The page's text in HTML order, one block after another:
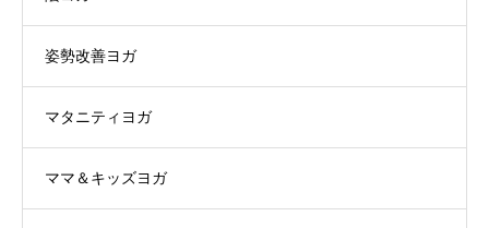
姿勢改善ヨガ
マタニティヨガ
ママ＆キッズヨガ